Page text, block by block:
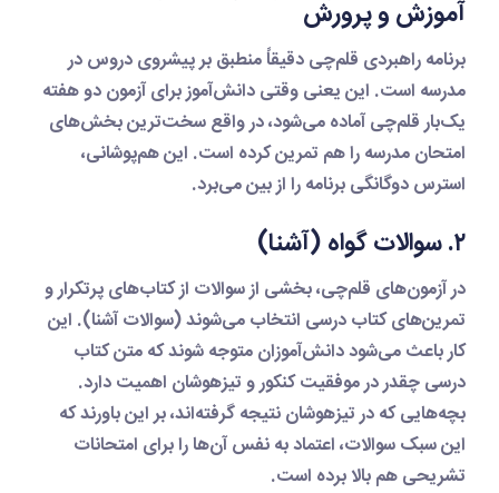
آموزش و پرورش
برنامه راهبردی قلم‌چی دقیقاً منطبق بر پیشروی دروس در
مدرسه است. این یعنی وقتی دانش‌آموز برای آزمون دو هفته
یک‌بار قلم‌چی آماده می‌شود، در واقع سخت‌ترین بخش‌های
امتحان مدرسه را هم تمرین کرده است. این هم‌پوشانی،
استرس دوگانگی برنامه را از بین می‌برد.
در آزمون‌های قلم‌چی، بخشی از سوالات از کتاب‌های پرتکرار و
تمرین‌های کتاب درسی انتخاب می‌شوند (سوالات آشنا). این
کار باعث می‌شود دانش‌آموزان متوجه شوند که متن کتاب
درسی چقدر در موفقیت کنکور و تیزهوشان اهمیت دارد.
بچه‌هایی که در تیزهوشان نتیجه گرفته‌اند، بر این باورند که
این سبک سوالات، اعتماد به نفس آن‌ها را برای امتحانات
تشریحی هم بالا برده است.